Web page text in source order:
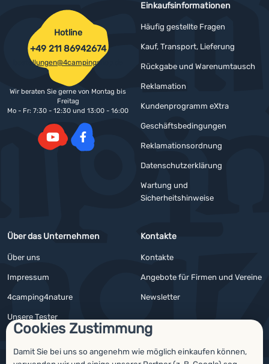
Cookies Zustimmung
Damit Sie bei uns so angenehm wie möglich einkaufen können,
Einkaufsinformationen
Häufig gestellte Fragen
Kauf, Transport, Lieferung
Rückgabe und Warenumtausch
Reklamation
Kundenprogramm eXtra
Geschäftsbedingungen
Reklamationsordnung
Datenschutzerklärung
Wartung und
Sicherheitshinweise
Über das Unternehmen
Über uns
Impressum
4camping4nature
Unsere Tester
Kontakte
Kontakte
Angebote für Firmen und Vereine
Newsletter
Hotline
+49 211 86942674
bestellungen@4campingshop.de
Wir beraten Sie gerne von Montag bis
Freitag
Mo - Fr: 7:30 - 12:30 und 13:00 - 16:00